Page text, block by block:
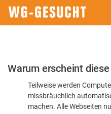
Bitte
dass
Warum erscheint
Teilweise werden
missbräuchlich
machen. Alle Webseiten